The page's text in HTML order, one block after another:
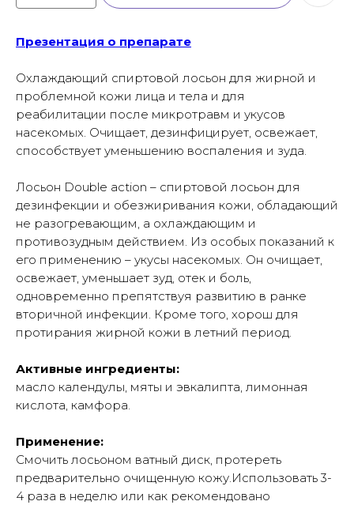
Презентация о препарате
Охлаждающий спиртовой лосьон для жирной и
проблемной кожи лица и тела и для
реабилитации после микротравм и укусов
насекомых. Очищает, дезинфицирует, освежает,
способствует уменьшению воспаления и зуда.
Лосьон Double action – спиртовой лосьон для
дезинфекции и обезжиривания кожи, обладающий
не разогревающим, а охлаждающим и
противозудным действием. Из особых показаний к
его применению – укусы насекомых. Он очищает,
освежает, уменьшает зуд, отек и боль,
одновременно препятствуя развитию в ранке
вторичной инфекции. Кроме того, хорош для
протирания жирной кожи в летний период.
Активные ингредиенты:
масло календулы, мяты и эвкалипта, лимонная
кислота, камфора.
Применение:
Cмочить лосьоном ватный диск, протереть
предварительно очищенную кожу.Использовать 3-
4 раза в неделю или как рекомендовано